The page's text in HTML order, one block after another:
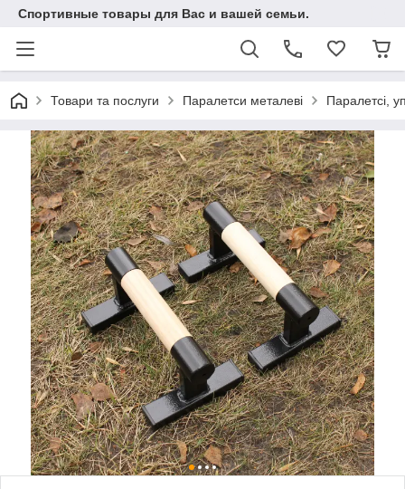
Спортивные товары для Вас и вашей семьи.
Товари та послуги Паралетси металеві Паралетсі,